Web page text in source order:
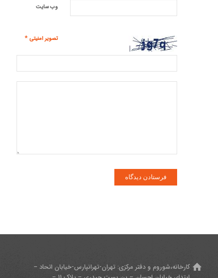
وب‌ سایت
تصویر امنیتی*
کارخانه،شوروم و دفتر مرکزی:تهران-تهرانپارس-خیابان اتحاد –